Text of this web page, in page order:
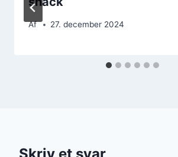
Af 27. december 2024